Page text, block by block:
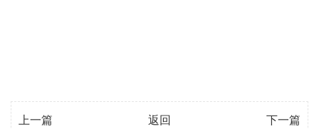
上一篇 返回 下一篇